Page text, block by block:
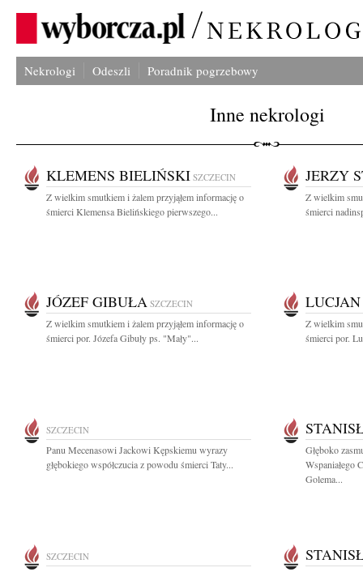
Nekrologi Odeszli Poradnik pogrzebowy
Inne nekrologi
KLEMENS BIELIŃSKI SZCZECIN
Z wielkim smutkiem i żalem przyjąłem informację o
śmierci Klemensa Bielińskiego pierwszego...
JERZY
Z wielkim
śmierci
JÓZEF GIBUŁA SZCZECIN
Z wielkim smutkiem i żalem przyjąłem informację o
śmierci por. Józefa Gibuły ps. "Mały"...
Z wielkim
śmierci por.
SZCZECIN
Panu Mecenasowi Jackowi Kępskiemu wyrazy
głębokiego współczucia z powodu śmierci Taty...
Głęboko
Wspaniałego
Golema...
SZCZECIN